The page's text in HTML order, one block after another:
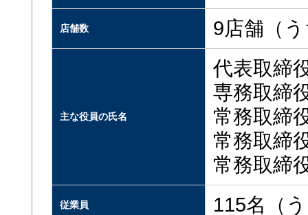
店舗数 9店舗（
主な役員の氏名
代表取
専務取
常務取
常務取
常務取
従業員 115名（